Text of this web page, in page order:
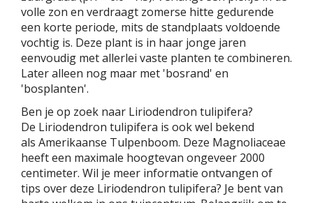
volle zon en verdraagt zomerse hitte gedurende
een korte periode, mits de standplaats voldoende
vochtig is. Deze plant is in haar jonge jaren
eenvoudig met allerlei vaste planten te combineren.
Later alleen nog maar met 'bosrand' en
'bosplanten'.
Ben je op zoek naar Liriodendron tulipifera?
De Liriodendron tulipifera is ook wel bekend
als Amerikaanse Tulpenboom. Deze Magnoliaceae
heeft een maximale hoogtevan ongeveer 2000
centimeter. Wil je meer informatie ontvangen of
tips over deze Liriodendron tulipifera? Je bent van